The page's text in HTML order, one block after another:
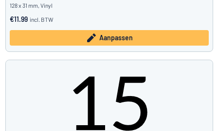
128 x 31 mm, Vinyl
€11.99 incl. BTW
Aanpassen